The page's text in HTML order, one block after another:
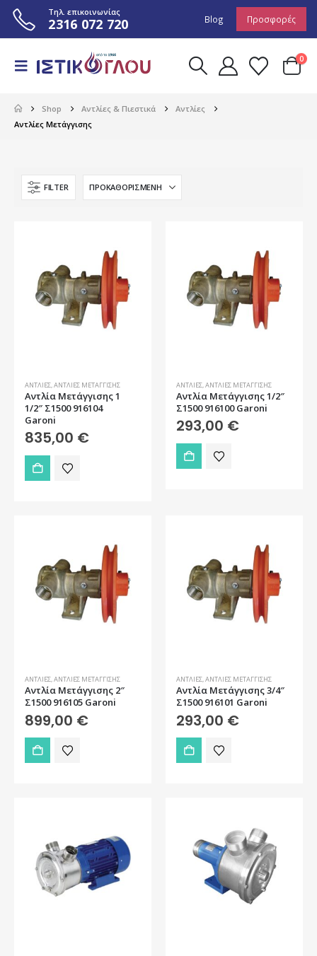
Τηλ. επικοινωνίας
2316 072 720 Blog Προσφορές
0
Shop Αντλίες & Πιεστικά
Αντλίες
Αντλίες Μετάγγισης
FILTER
ΑΝΤΛΊΕΣ,ΑΝΤΛΊΕΣ ΜΕΤΆΓΓΙΣΗΣ
Αντλία Μετάγγισης 1
1/2″ Σ1500 916104
Garoni
835,00 €
ΑΝΤΛΊΕΣ,ΑΝΤΛΊΕΣ ΜΕΤΆΓΓΙΣΗΣ
Αντλία Μετάγγισης 1/2″
Σ1500 916100 Garoni
293,00 €
ΑΝΤΛΊΕΣ,ΑΝΤΛΊΕΣ ΜΕΤΆΓΓΙΣΗΣ
Αντλία Μετάγγισης 2″
Σ1500 916105 Garoni
899,00 €
ΑΝΤΛΊΕΣ,ΑΝΤΛΊΕΣ ΜΕΤΆΓΓΙΣΗΣ
Αντλία Μετάγγισης 3/4″
Σ1500 916101 Garoni
293,00 €